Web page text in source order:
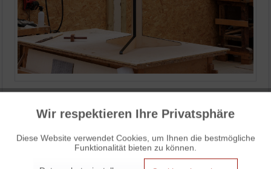
Eine Wiederentdeckung: Marcel Breuer Tische
veröffentlicht am Dienstag, 27. April 2021
Funktionale Aktiv
Aktiv
Wir respektieren Ihre Privatsphäre
Diese Website verwendet Cookies, um Ihnen die bestmögliche
Funktionalität bieten zu können.